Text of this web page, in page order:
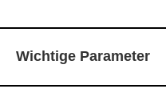
Wichtige Parameter